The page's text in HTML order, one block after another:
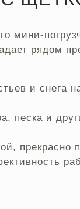
мини-
рядом
и снега
песка и
прекрасно